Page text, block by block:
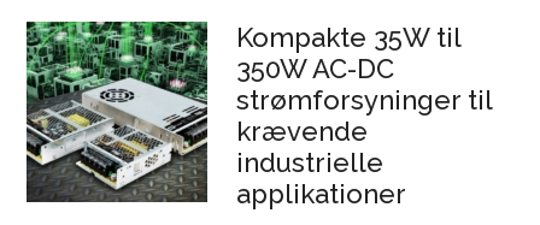
Kompakte 35W til
350W AC-DC
strømforsyninger til
krævende
industrielle
applikationer